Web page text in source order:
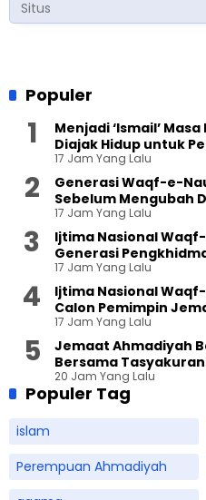
Populer
Menjadi ‘Ismail’
Diajak Hidup untuk
17 Jam Yang Lalu
Generasi Waqf-e-
Sebelum Mengubah
17 Jam Yang Lalu
Ijtima Nasional
Generasi
17 Jam Yang Lalu
Ijtima Nasional
Calon Pemimpin
17 Jam Yang Lalu
Jemaat Ahmadiyah
Bersama
20 Jam Yang Lalu
Populer Tag
islam
Perempuan Ahmadiyah